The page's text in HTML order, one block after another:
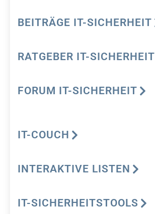
BEITRÄGE IT-SICHERHEIT
RATGEBER IT-SICHERHEIT
FORUM IT-SICHERHEIT
IT-COUCH
INTERAKTIVE LISTEN
IT-SICHERHEITSTOOLS